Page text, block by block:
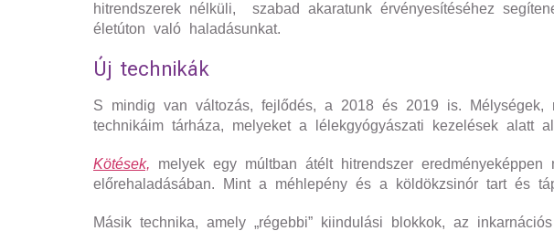
hitrendszerek nélküli, szabad akaratunk érvényesítéséhez
életúton való haladásunkat.
Új technikák
S mindig van változás, fejlődés, a 2018 és 2019 is.
technikáim tárháza, melyeket a lélekgyógyászati kezelések alatt
Kötések, melyek egy múltban átélt hitrendszer
előrehaladásában. Mint a méhlepény és a köldökzsinór tart és
Másik technika, amely „régebbi” kiindulási blokkok, az